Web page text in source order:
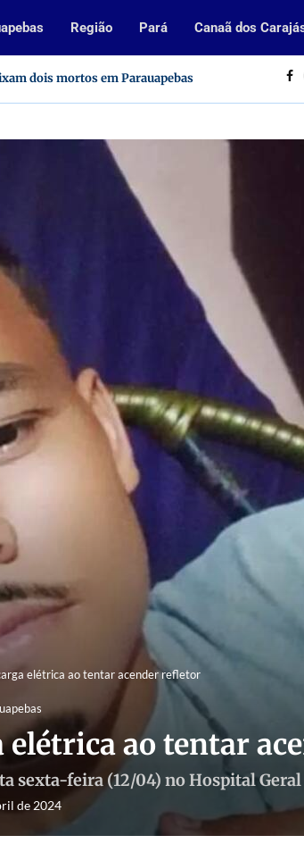
Região Pará Canaã dos
dois mortos em Parauapebas
para processo seletivo da Prefeitura de
elétrica ao tentar acender refletor
ao tentar
sexta-feira (12/04) no Hospital Geral
de 2024